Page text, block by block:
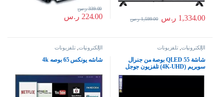
1,334.00 ر.س 1,599.00 ر.س 224.00 ر.س
339.00 ر.س
الإلكترونيات ,تلفزيونات
شاشة QLED 55 بوصة من جنرال
سوبريم (4K-UHD) تلفزيون جوجل
الذكي الترا اتش دي (اتش دي ار)
الإلكترونيات ,تلفزيونات
شاشه يونكس 65 بوصه 4k